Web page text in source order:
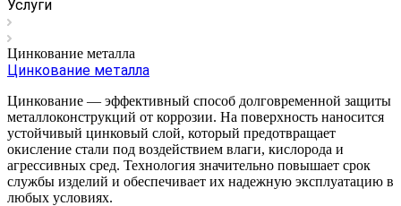
Услуги
Цинкование металла
Цинкование металла
Цинкование — эффективный способ долговременной защиты
металлоконструкций от коррозии. На поверхность наносится
устойчивый цинковый слой, который предотвращает
окисление стали под воздействием влаги, кислорода и
агрессивных сред. Технология значительно повышает срок
службы изделий и обеспечивает их надежную эксплуатацию в
любых условиях.